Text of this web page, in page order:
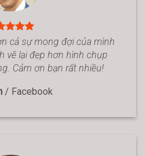
cả sự mong đợi của mình
vẽ lại đẹp hơn hình chụp
Cảm ơn bạn rất nhiều!
/ Facebook